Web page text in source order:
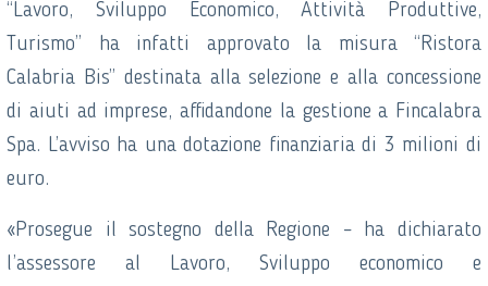
“Lavoro, Sviluppo Economico, Attività Produttive,
Turismo” ha infatti approvato la misura “Ristora
Calabria Bis” destinata alla selezione e alla concessione
di aiuti ad imprese, affidandone la gestione a Fincalabra
Spa. L’avviso ha una dotazione finanziaria di 3 milioni di
euro.
«Prosegue il sostegno della Regione – ha dichiarato
l’assessore al Lavoro, Sviluppo economico e